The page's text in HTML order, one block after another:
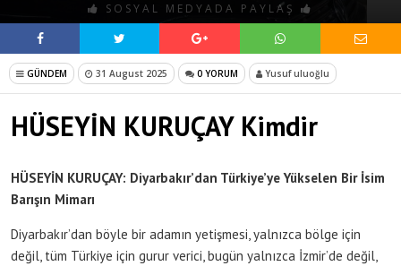
SOSYAL MEDYADA PAYLAŞ
GÜNDEM 31 August 2025 0 YORUM Yusuf uluoğlu
HÜSEYİN KURUÇAY Kimdir
HÜSEYİN KURUÇAY: Diyarbakır’dan Türkiye’ye Yükselen Bir İsim
Barışın Mimarı
Diyarbakır’dan böyle bir adamın yetişmesi, yalnızca bölge için
değil, tüm Türkiye için gurur verici, bugün yalnızca İzmir’de değil,